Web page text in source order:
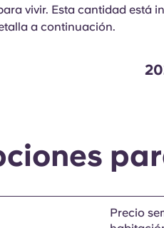
vivir. Esta cantidad está
a continuación.
Precio